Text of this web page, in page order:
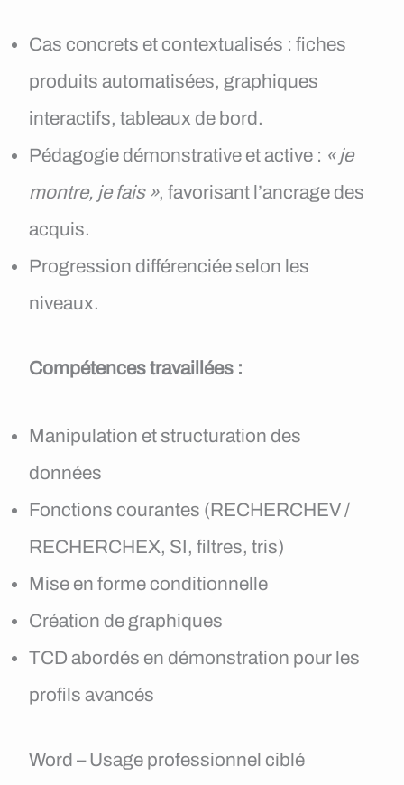
Cas concrets et contextualisés : fiches
produits automatisées, graphiques
interactifs, tableaux de bord.
Pédagogie démonstrative et active : « je
montre, je fais », favorisant l’ancrage des
acquis.
Progression différenciée selon les
niveaux.
Compétences travaillées :
Manipulation et structuration des
données
Fonctions courantes (RECHERCHEV /
RECHERCHEX, SI, filtres, tris)
Mise en forme conditionnelle
Création de graphiques
TCD abordés en démonstration pour les
profils avancés
Word – Usage professionnel ciblé